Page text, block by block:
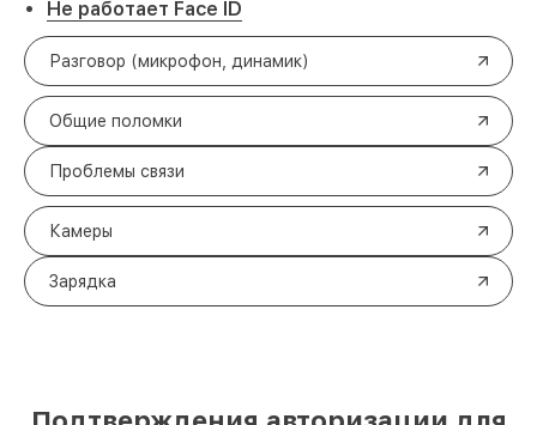
Не работает Face ID
Разговор (микрофон, динамик)
Общие поломки
Проблемы связи
Камеры
Зарядка